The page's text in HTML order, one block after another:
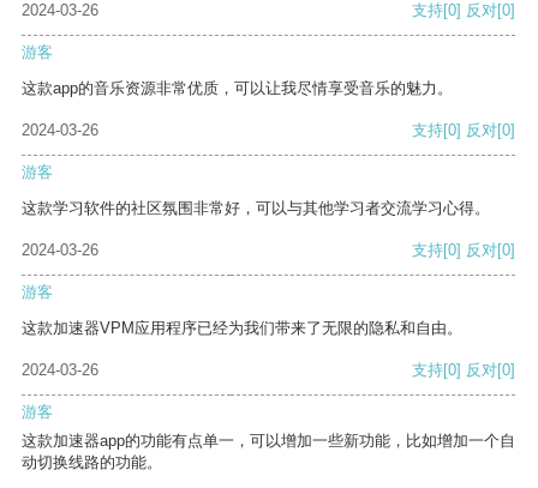
2024-03-26
支持[0] 反对[0]
游客
这款app的音乐资源非常优质，可以让我尽情享受音乐的魅力。
2024-03-26 支持[0] 反对[0]
游客
这款学习软件的社区氛围非常好，可以与其他学习者交流学习心得。
2024-03-26 支持[0] 反对[0]
游客
这款加速器VPM应用程序已经为我们带来了无限的隐私和自由。
2024-03-26 支持[0] 反对[0]
游客
这款加速器app的功能有点单一，可以增加一些新功能，比如增加一个自
动切换线路的功能。